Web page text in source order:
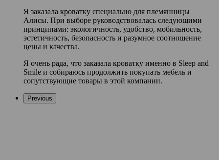
Я заказала кроватку специально для племянницы
Алисы. При выборе руководствовалась следующими
принципами: экологичность, удобство, мобильность,
эстетичность, безопасность и разумное соотношение
цены и качества.
Я очень рада, что заказала кроватку именно в Sleep and
Smile и собираюсь продолжить покупать мебель и
сопутствующие товары в этой компании.
Previous